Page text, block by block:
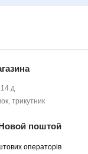
д
трикутник
поштой
операторів